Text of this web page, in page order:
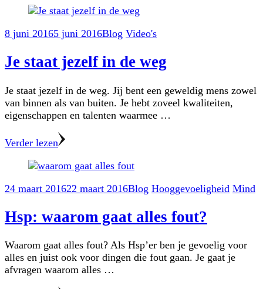
8 juni 20165 juni 2016Blog Video's
Je staat jezelf in de weg
Je staat jezelf in de weg. Jij bent een geweldig mens zowel
van binnen als van buiten. Je hebt zoveel kwaliteiten,
eigenschappen en talenten waarmee …
Verder lezen
24 maart 201622 maart 2016Blog Hooggevoeligheid Mind
Hsp: waarom gaat alles fout?
Waarom gaat alles fout? Als Hsp’er ben je gevoelig voor
alles en juist ook voor dingen die fout gaan. Je gaat je
afvragen waarom alles …